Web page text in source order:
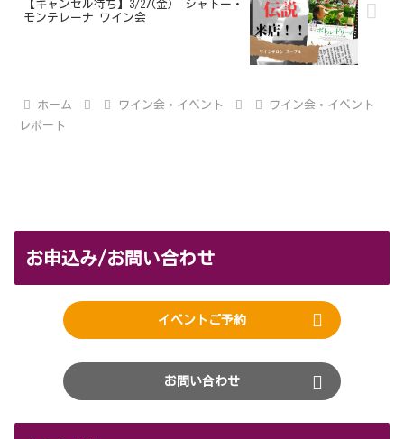
【キャンセル待ち】3/27(金) シャトー・
モンテレーナ ワイン会
ホーム ワイン会・イベント
ワイン会・イベント
レポート
お申込み/お問い合わせ
イベントご予約
お問い合わせ